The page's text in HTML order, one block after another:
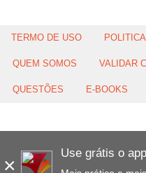
×
Use grátis o
TERMO DE USO
QUEM SOMOS VALIDAR
QUESTÕES E-BOOKS